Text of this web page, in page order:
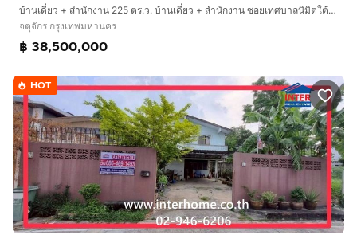
บ้านเดี่ยว + สำนักงาน 225 ตร.ว. บ้านเดี่ยว + สำนักงาน ซอยเทศบาลนิมิตใต้ ซอย1 ถนนเทศบาลสงเคราะห์ ถนนเทศบาลนิมิตใต้ เขตจตุจักร กรุงเทพ
จตุจักร กรุงเทพมหานคร
฿ 38,500,000
HOT